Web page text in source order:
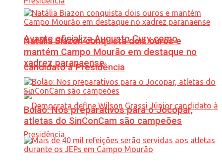
Avante oficializa Augusto Cury como
candidato à Presidência
Natália Biazon conquista dois ouros e
mantém Campo Mourão em destaque no
xadrez paranaense
Bolão: Nos preparativos para o Jocopar,
atletas do SinConCam são campeões